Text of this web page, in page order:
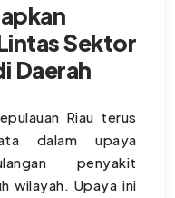
Sektor
Daerah
Riau terus
dalam upaya
penyakit
wilayah. Upaya ini